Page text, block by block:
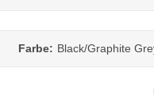
Farbe: Black/Graphite